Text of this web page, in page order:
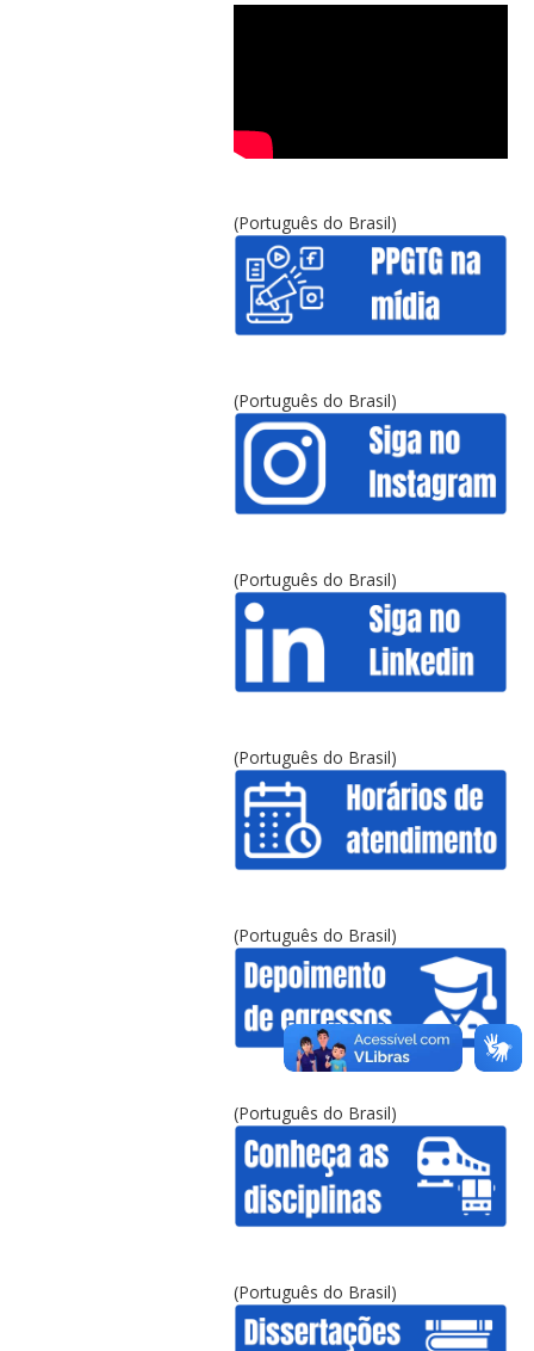
(Português do Brasil)
(Português do Brasil)
(Português do Brasil)
(Português do Brasil)
(Português do Brasil)
(Português do Brasil)
(Português do Brasil)